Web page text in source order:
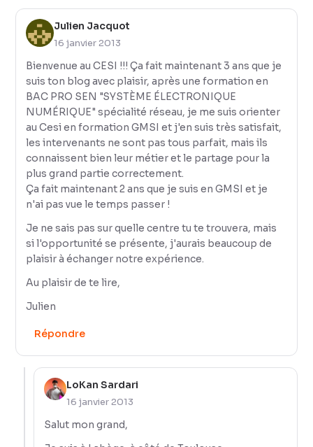
Julien Jacquot
16 janvier 2013
Bienvenue au CESI !!! Ça fait maintenant 3 ans que je
suis ton blog avec plaisir, après une formation en
BAC PRO SEN "SYSTÈME ÉLECTRONIQUE
NUMÉRIQUE" spécialité réseau, je me suis orienter
au Cesi en formation GMSI et j'en suis très satisfait,
les intervenants ne sont pas tous parfait, mais ils
connaissent bien leur métier et le partage pour la
plus grand partie correctement.
Ça fait maintenant 2 ans que je suis en GMSI et je
n'ai pas vue le temps passer !
Je ne sais pas sur quelle centre tu te trouvera, mais
si l'opportunité se présente, j'aurais beaucoup de
plaisir à échanger notre expérience.
Au plaisir de te lire,
Julien
Répondre
LoKan Sardari
16 janvier 2013
Salut mon grand,